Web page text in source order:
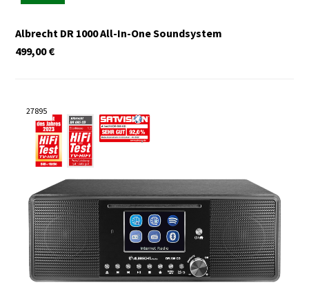
Albrecht DR 1000 All-In-One Soundsystem
€
499,00
27895